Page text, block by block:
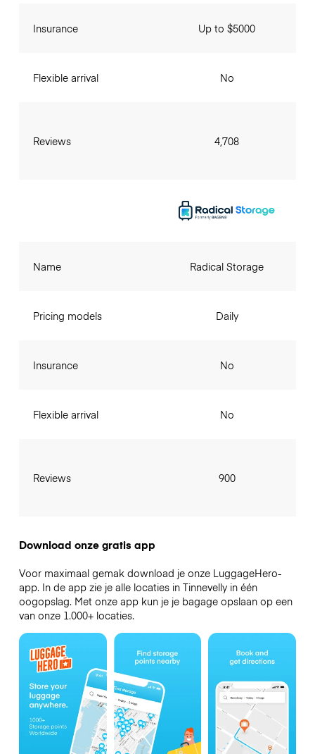
Insurance
Flexible arrival
Reviews
Up to $5000
No
4,708
Name
Pricing models
Insurance
Flexible arrival
Reviews
Radical Storage
Daily
No
No
900
Download onze gratis app
Voor maximaal gemak download je onze LuggageHero-
app. In de app zie je alle locaties in Tinnevelly in één
oogopslag. Met onze app kun je je bagage opslaan op een
van onze 1.000+ locaties.